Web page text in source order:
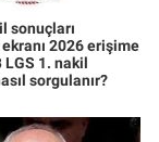
sonuçları
2026 erişime
LGS 1. nakil
sorgulanır?